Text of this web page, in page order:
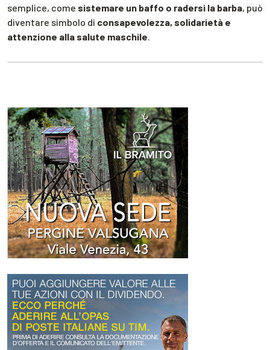
semplice, come sistemare un baffo o radersi la barba, può
diventare simbolo di consapevolezza, solidarietà e
attenzione alla salute maschile.